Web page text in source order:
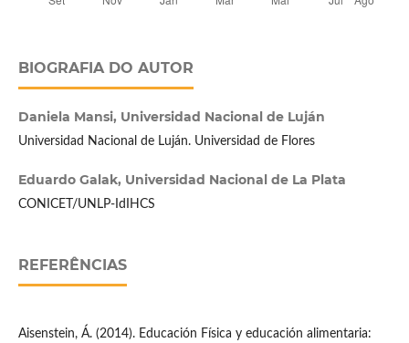
BIOGRAFIA DO AUTOR
Daniela Mansi, Universidad Nacional de Luján
Universidad Nacional de Luján. Universidad de Flores
Eduardo Galak, Universidad Nacional de La Plata
CONICET/UNLP-IdIHCS
REFERÊNCIAS
Aisenstein, Á. (2014). Educación Física y educación alimentaria: